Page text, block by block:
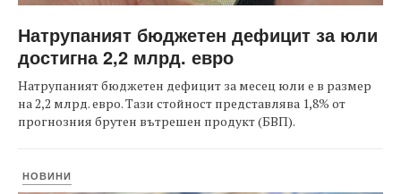
Натрупаният бюджетен дефицит за юли
достигна 2,2 млрд. евро
Натрупаният бюджетен дефицит за месец юли е в размер
на 2,2 млрд. евро. Тази стойност представлява 1,8% от
прогнозния брутен вътрешен продукт (БВП).
НОВИНИ